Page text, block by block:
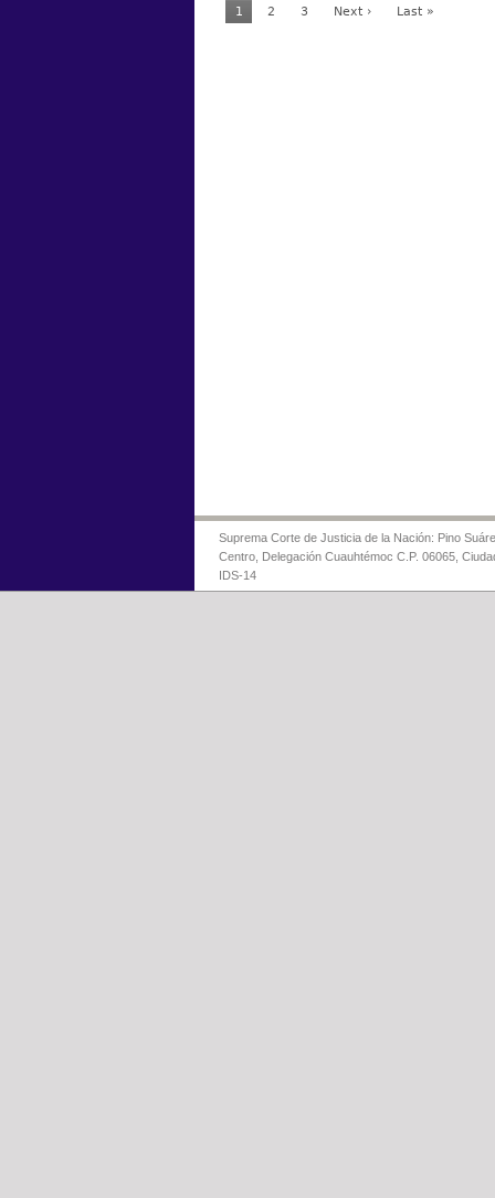
1 2 3 Next › Last »
Suprema Corte de Justicia de la Nación: Pino
Centro, Delegación Cuauhtémoc C.P. 06065,
IDS-14